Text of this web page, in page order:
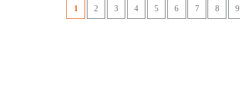
1 2 3 4 5 6 7 8 9